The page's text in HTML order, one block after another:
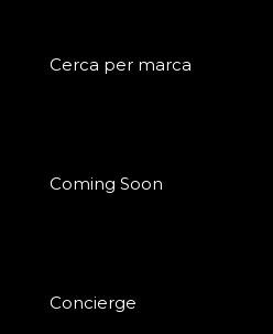
Cerca per marca
Coming Soon
Concierge